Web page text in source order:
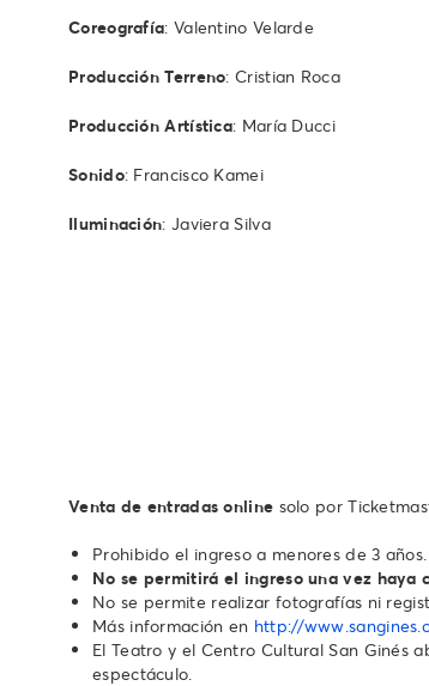
Coreografía: Valentino Velarde
Producción Terreno: Cristian Roca
Producción Artística: María Ducci
Sonido: Francisco Kamei
Iluminación: Javiera Silva
Venta de entradas online solo por
Prohibido el ingreso a menores de 3 años.
No se permitirá el ingreso una vez haya
No se permite realizar fotografías ni
Más información en http://
El Teatro y el Centro Cultural San Ginés
espectáculo.